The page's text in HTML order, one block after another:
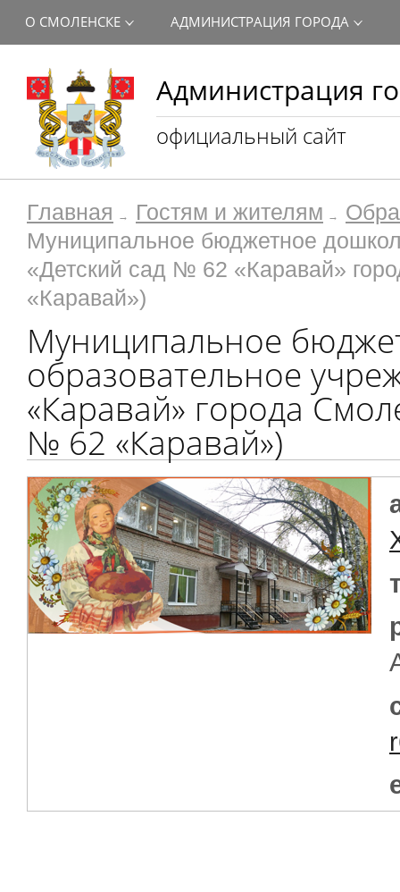
Администрация
официальный сайт
О СМОЛЕНСКЕ АДМИНИСТРАЦИЯ ГОРОДА
Главная Гостям и жителям
Муниципальное бюджетное
«Детский сад № 62 «Каравай»
«Каравай»)
Муниципальное
образовательное
«Каравай» города
№ 62 «Каравай»)